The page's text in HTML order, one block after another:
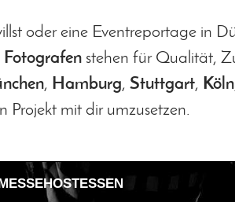
oder eine Eventreportage in
stehen für Qualität,
, Hamburg, Stuttgart, Köln
Projekt mit dir umzusetzen.